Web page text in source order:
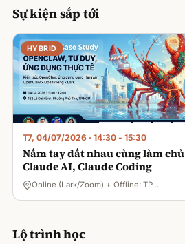
Sự kiện sắp tới
HYBRID
T7, 04/07/2026 · 14:30 - 15:30
Nắm tay dắt nhau cùng làm chủ
Claude AI, Claude Coding
Online (Lark/Zoom) + Offline: TP…
Lộ trình học